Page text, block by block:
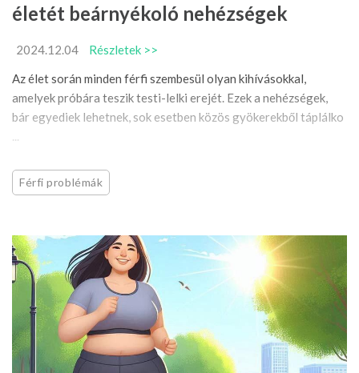
életét beárnyékoló nehézségek
2024.12.04
Részletek >>
Az élet során minden férfi szembesül olyan kihívásokkal,
amelyek próbára teszik testi-lelki erejét. Ezek a nehézségek,
bár egyediek lehetnek, sok esetben közös gyökerekből táplálko
...
Férfi problémák